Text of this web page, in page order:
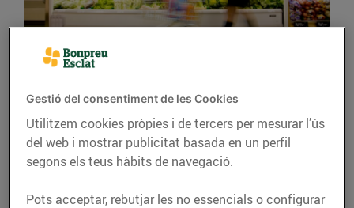
Consells per fer una
compra intel·ligent
12/d’abril/2016
Gestió del consentiment de les Cookies
Utilitzem cookies pròpies i de tercers per mesurar l’ús
del web i mostrar publicitat basada en un perfil
segons els teus hàbits de navegació.
Pots acceptar, rebutjar les no essencials o configurar